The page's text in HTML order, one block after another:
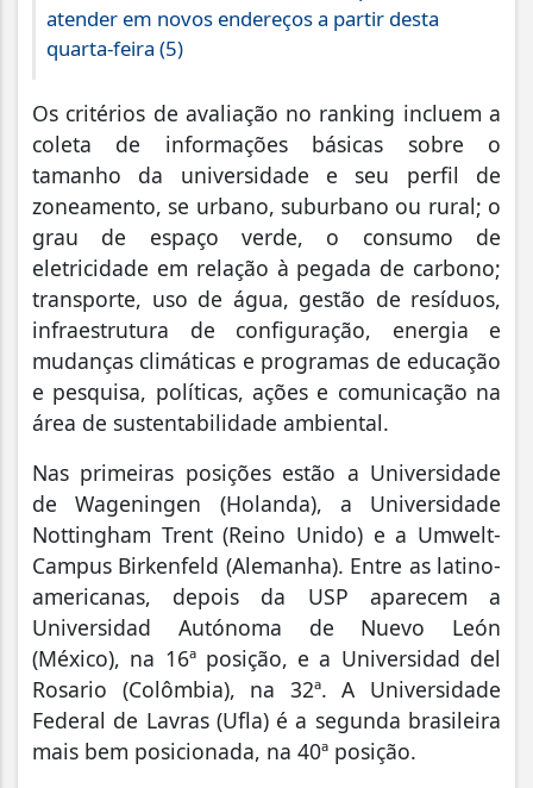
atender em novos endereços a partir desta
quarta-feira (5)
Os critérios de avaliação no ranking incluem a
coleta de informações básicas sobre o
tamanho da universidade e seu perfil de
zoneamento, se urbano, suburbano ou rural; o
grau de espaço verde, o consumo de
eletricidade em relação à pegada de carbono;
transporte, uso de água, gestão de resíduos,
infraestrutura de configuração, energia e
mudanças climáticas e programas de educação
e pesquisa, políticas, ações e comunicação na
área de sustentabilidade ambiental.
Nas primeiras posições estão a Universidade
de Wageningen (Holanda), a Universidade
Nottingham Trent (Reino Unido) e a Umwelt-
Campus Birkenfeld (Alemanha). Entre as latino-
americanas, depois da USP aparecem a
Universidad Autónoma de Nuevo León
(México), na 16ª posição, e a Universidad del
Rosario (Colômbia), na 32ª. A Universidade
Federal de Lavras (Ufla) é a segunda brasileira
mais bem posicionada, na 40ª posição.